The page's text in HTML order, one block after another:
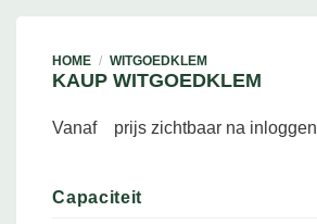
HOME / WITGOEDKLEM
KAUP WITGOEDKLEM
Vanaf prijs zichtbaar na inloggen
Capaciteit